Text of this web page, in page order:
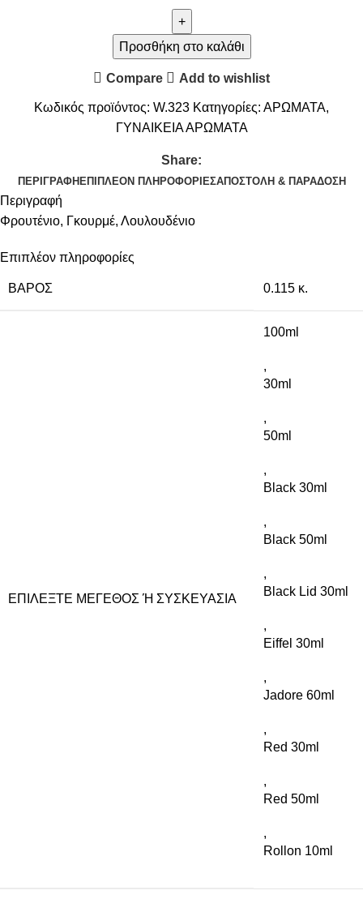
Προσθήκη στο καλάθι
Compare Add to wishlist
Κωδικός προϊόντος: W.323 Κατηγορίες: ΑΡΩΜΑΤΑ,
ΓΥΝΑΙΚΕΙΑ ΑΡΩΜΑΤΑ
Share:
ΠΕΡΙΓΡΑΦΉ ΕΠΙΠΛΈΟΝ ΠΛΗΡΟΦΟΡΊΕΣΑΠΟΣΤΟΛΉ & ΠΑΡΆΔΟΣΗ
Περιγραφή
Φρουτένιο, Γκουρμέ, Λουλουδένιο
Επιπλέον πληροφορίες
ΒΆΡΟΣ 0.115 κ.
ΕΠΙΛΈΞΤΕ ΜΈΓΕΘΟΣ Ή ΣΥΣΚΕΥΑΣΊΑ
100ml
,
30ml
,
50ml
,
Black 30ml
,
Black 50ml
,
Black Lid 30ml
,
Eiffel 30ml
,
Jadore 60ml
,
Red 30ml
,
Red 50ml
,
Rollon 10ml